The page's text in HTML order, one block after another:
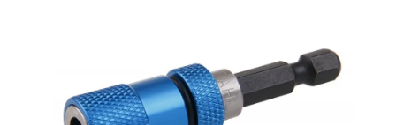
Chovatelské potřeby